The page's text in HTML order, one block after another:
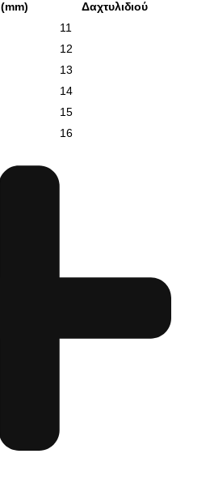
(mm)
Δαχτυλιδιού
11
12
13
14
15
16